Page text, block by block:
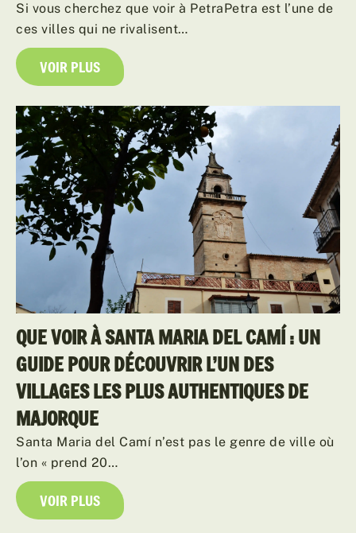
Si vous cherchez que voir à PetraPetra est l’une de
ces villes qui ne rivalisent…
VOIR PLUS
QUE VOIR À SANTA MARIA DEL CAMÍ : UN
GUIDE POUR DÉCOUVRIR L’UN DES
VILLAGES LES PLUS AUTHENTIQUES DE
MAJORQUE
Santa Maria del Camí n’est pas le genre de ville où
l’on « prend 20…
VOIR PLUS